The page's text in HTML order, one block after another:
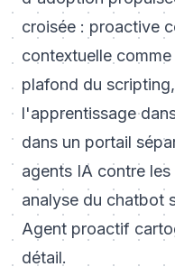
croisée : proactive
contextuelle
plafond du
l'apprentissage
dans un portail
agents IA contre
analyse du chatbot
Agent proactif
détail.